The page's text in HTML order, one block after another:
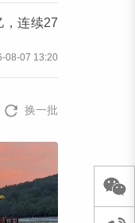
，连续27
08-07 13:20
换一批